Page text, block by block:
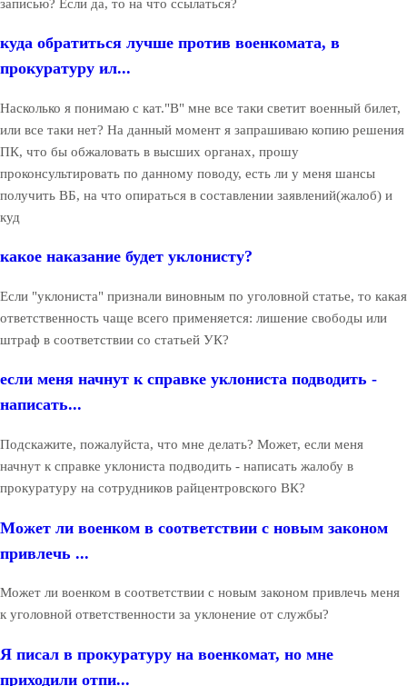
записью? Если да, то на что ссылаться?
куда обратиться лучше против военкомата, в
прокуратуру ил...
Насколько я понимаю с кат."В" мне все таки светит военный билет,
или все таки нет? На данный момент я запрашиваю копию решения
ПК, что бы обжаловать в высших органах, прошу
проконсультировать по данному поводу, есть ли у меня шансы
получить ВБ, на что опираться в составлении заявлений(жалоб) и
куд
какое наказание будет уклонисту?
Если "уклониста" признали виновным по уголовной статье, то какая
ответственность чаще всего применяется: лишение свободы или
штраф в соответствии со статьей УК?
если меня начнут к справке уклониста подводить -
написать...
Подскажите, пожалуйста, что мне делать? Может, если меня
начнут к справке уклониста подводить - написать жалобу в
прокуратуру на сотрудников райцентровского ВК?
Может ли военком в соответствии с новым законом
привлечь ...
Может ли военком в соответствии с новым законом привлечь меня
к уголовной ответственности за уклонение от службы?
Я писал в прокуратуру на военкомат, но мне
приходили отпи...